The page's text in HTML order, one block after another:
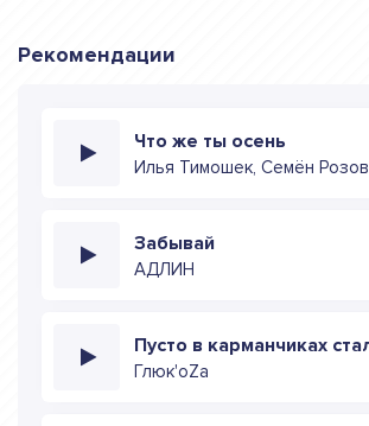
Рекомендации
Что же ты осень
Илья Тимошек, Семён Розов
Забывай
АДЛИН
Глюк'oZa